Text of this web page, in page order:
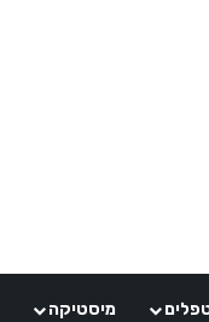
מיסטיקה